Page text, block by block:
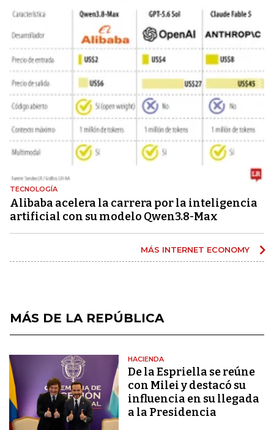
TECNOLOGÍA
Alibaba acelera la carrera por la inteligencia
artificial con su modelo Qwen3.8-Max
MÁS INTERNET ECONOMY
MÁS DE LA REPÚBLICA
HACIENDA
De la Espriella se reúne
con Milei y destacó su
influencia en su llegada
a la Presidencia